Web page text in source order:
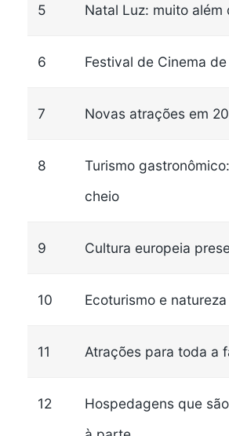
5 Natal Luz: muito além
6 Festival de Cinema
7 Novas atrações em
8
Turismo
cheio
9 Cultura europeia
10 Ecoturismo e natureza
11 Atrações para toda a
12
Hospedagens que